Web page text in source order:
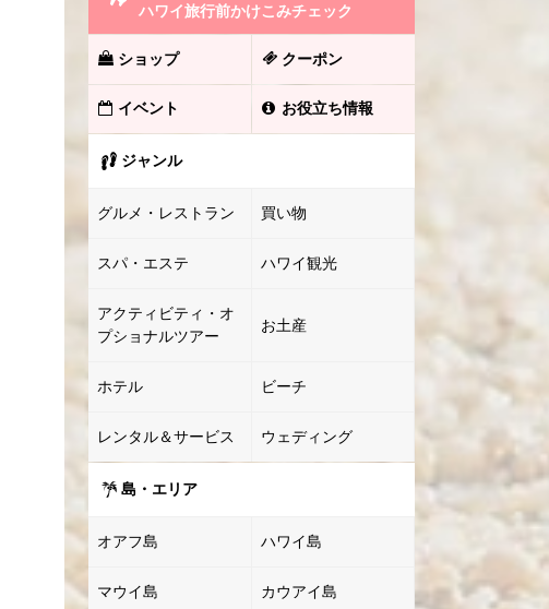
ハワイ旅行前かけこみチェック
ショップ クーポン
イベント お役立ち情報
ジャンル
グルメ・レストラン 買い物
スパ・エステ ハワイ観光
アクティビティ・オ
プショナルツアー
お土産
ホテル ビーチ
レンタル＆サービス ウェディング
島・エリア
オアフ島 ハワイ島
マウイ島 カウアイ島